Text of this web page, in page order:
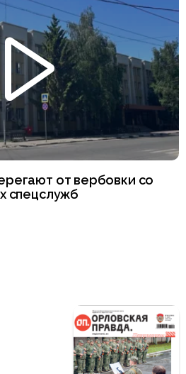
от вербовки со
спецслужб